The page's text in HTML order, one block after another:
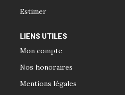
Estimer
LIENS UTILES
Mon compte
Nos honoraires
Mentions légales